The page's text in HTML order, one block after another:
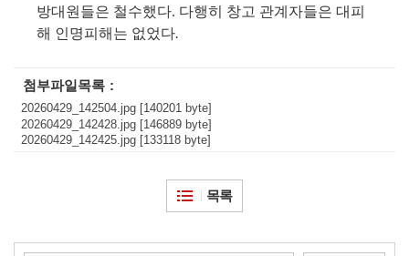
방대원들은 철수했다. 다행히 창고 관계자들은 대피
해 인명피해는 없었다.
첨부파일목록
20260429_142504.jpg [140201 byte]
20260429_142428.jpg [146889 byte]
20260429_142425.jpg [133118 byte]
목록